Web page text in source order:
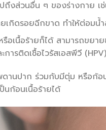
ถึงส่วนอื่น ๆ ของร่างกาย เ
เกิดรอยฉีกขาด ทำให้ต่อมน้
อเนื้อร้ายก็ได้ สามารถขยา
การติดเชื้อไวรัสเอสพีวี (HPV)
พดานปาก ร่วมกับมีตุ่ม หรือ
นก้อนเนื้อร้ายได้